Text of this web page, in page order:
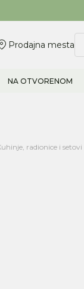
011/6960777
Prodajna mesta
NA OTVORENOM
radionice i setovi